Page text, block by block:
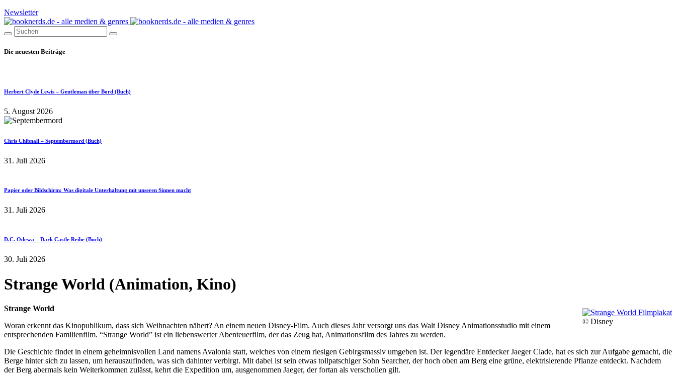
Newsletter
Die neuesten Beiträge
Herbert Clyde Lewis – Gentleman über Bord (Buch)
5. August 2026
Chris Chibnall – Septembermord (Buch)
31. Juli 2026
Papier oder Bildschirm: Was digitale Unterhaltung mit unseren Sinnen macht
31. Juli 2026
D.C. Odesza – Dark Castle Reihe (Buch)
30. Juli 2026
Strange World (Animation, Kino)
© Disney
Strange World
Woran erkennt das Kinopublikum, dass sich Weihnachten nähert? An einem neuen Disney-Film. Auch dieses Jahr versorgt uns das Walt Disney Animationsstudio mit einem
entsprechenden Familienfilm. “Strange World” ist ein liebenswerter Abenteuerfilm, der das Zeug hat, Animationsfilm des Jahres zu werden.
Die Geschichte findet in einem geheimnisvollen Land namens Avalonia statt, welches von einem riesigen Gebirgsmassiv umgeben ist. Der legendäre Entdecker Jaeger Clade, hat es sich zur Aufgabe gemacht, die
Berge hinter sich zu lassen, um herauszufinden, was sich dahinter verbirgt. Mit dabei ist sein etwas tollpatschiger Sohn Searcher, der hoch oben am Berg eine grüne, elektrisierende Pflanze entdeckt. Nachdem
der Berg abermals kein Weiterkommen zulässt, kehrt die Expedition um, ausgenommen Jaeger, der fortan als verschollen gilt.